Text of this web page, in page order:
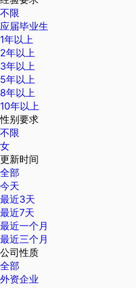
不限
应届毕业生
1年以上
2年以上
3年以上
5年以上
8年以上
10年以上
性别要求
不限
女
更新时间
全部
今天
最近3天
最近7天
最近一个月
最近三个月
公司性质
全部
外资企业